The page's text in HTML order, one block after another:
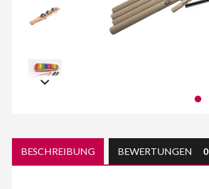
BESCHREIBUNG BEWERTUNGEN 0